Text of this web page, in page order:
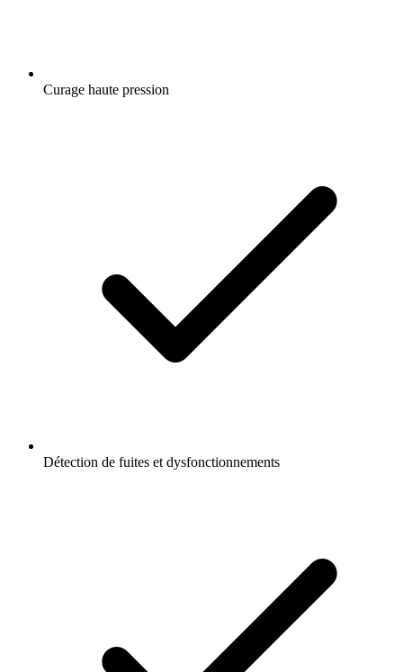
Curage haute pression
Détection de fuites et dysfonctionnements